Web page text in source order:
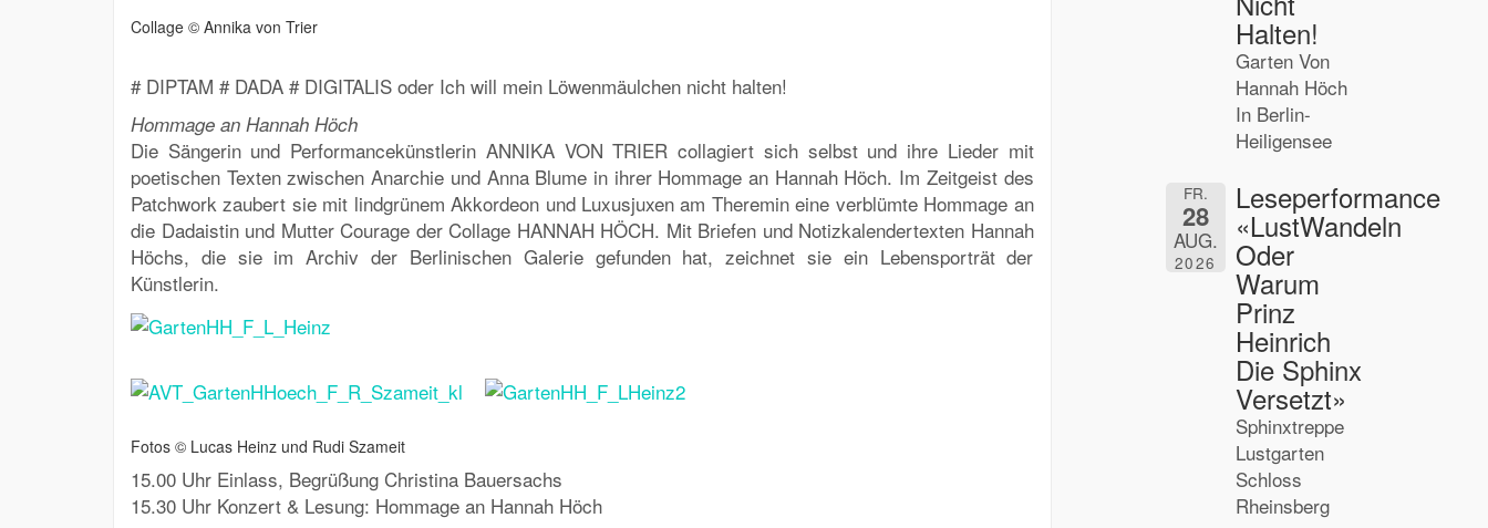
Collage © Annika von Trier
# DIPTAM # DADA # DIGITALIS oder Ich will mein Löwenmäulchen nicht halten!
Hommage an Hannah Höch
Die Sängerin und Performancekünstlerin ANNIKA VON TRIER collagiert sich selbst und ihre Lieder mit
poetischen Texten zwischen Anarchie und Anna Blume in ihrer Hommage an Hannah Höch. Im Zeitgeist des
Patchwork zaubert sie mit lindgrünem Akkordeon und Luxusjuxen am Theremin eine verblümte Hommage an
die Dadaistin und Mutter Courage der Collage HANNAH HÖCH. Mit Briefen und Notizkalendertexten Hannah
Höchs, die sie im Archiv der Berlinischen Galerie gefunden hat, zeichnet sie ein Lebensporträt der
Künstlerin.
Fotos © Lucas Heinz und Rudi Szameit
15.00 Uhr Einlass, Begrüßung Christina Bauersachs
15.30 Uhr Konzert & Lesung: Hommage an Hannah Höch
Halten!
Garten Von
Hannah Höch
In Berlin-
Heiligensee
FR.
28
AUG.
2026
Leseperformance
«LustWandeln
Oder
Warum
Prinz
Heinrich
Die Sphinx
Versetzt»
Sphinxtreppe
Lustgarten
Schloss
Rheinsberg